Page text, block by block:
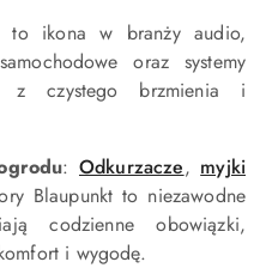
to ikona w branży audio,
oraz systemy
z czystego brzmienia i
: Odkurzacze, myjki
Blaupunkt to niezawodne
codzienne obowiązki,
i wygodę.